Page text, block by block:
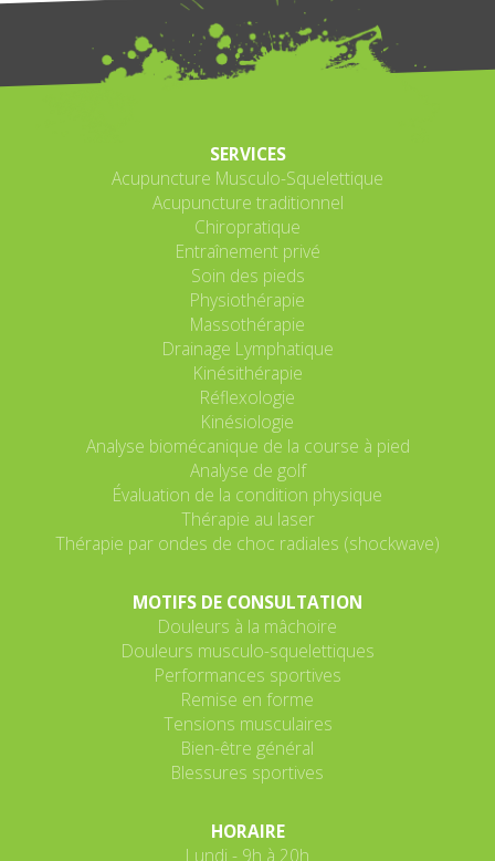
SERVICES
Acupuncture Musculo-Squelettique
Acupuncture traditionnel
Chiropratique
Entraînement privé
Soin des pieds
Physiothérapie
Massothérapie
Drainage Lymphatique
Kinésithérapie
Réflexologie
Kinésiologie
Analyse biomécanique de la course à pied
Analyse de golf
Évaluation de la condition physique
Thérapie au laser
Thérapie par ondes de choc radiales (shockwave)
MOTIFS DE CONSULTATION
Douleurs à la mâchoire
Douleurs musculo-squelettiques
Performances sportives
Remise en forme
Tensions musculaires
Bien-être général
Blessures sportives
HORAIRE
Lundi - 9h à 20h